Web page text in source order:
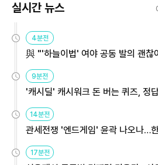
실시간 뉴스
4분전
與 "'하늘이법' 여야 공동 발의 괜찮
9분전
'캐시딜' 캐시워크 돈 버는 퀴즈, 정
14분전
관세전쟁 '엔드게임' 윤곽 나오나…
용해야
17분전